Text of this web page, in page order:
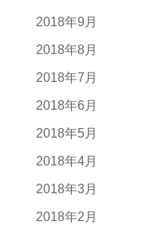
2018年9月
2018年8月
2018年7月
2018年6月
2018年5月
2018年4月
2018年3月
2018年2月